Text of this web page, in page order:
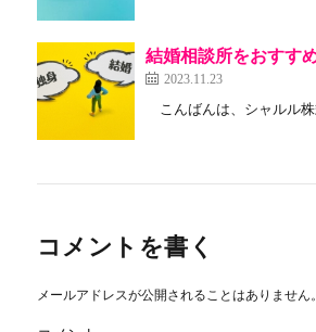
結婚相談所をおすす
2023.11.23
こんばんは、シャルル
コメントを書く
メールアドレスが公開されることはありません。